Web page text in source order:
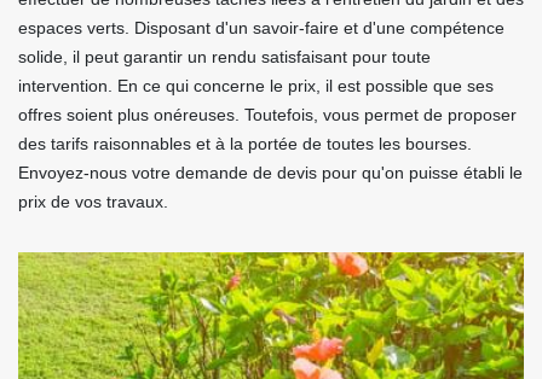
espaces verts. Disposant d'un savoir-faire et d'une compétence
solide, il peut garantir un rendu satisfaisant pour toute
intervention. En ce qui concerne le prix, il est possible que ses
offres soient plus onéreuses. Toutefois, vous permet de proposer
des tarifs raisonnables et à la portée de toutes les bourses.
Envoyez-nous votre demande de devis pour qu'on puisse établi le
prix de vos travaux.